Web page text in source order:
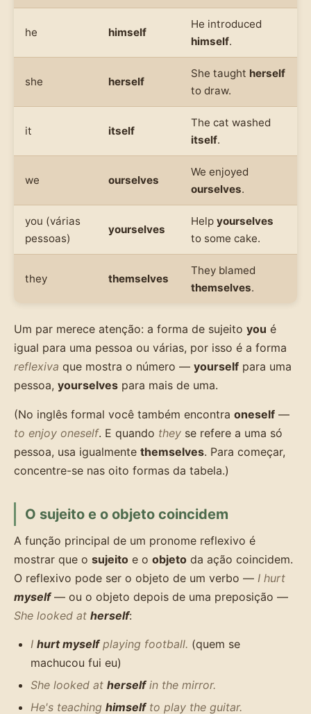
he himself
He introduced
himself.
she herself
She taught herself
to draw.
it itself
The cat washed
itself.
we ourselves
We enjoyed
ourselves.
you (várias
pessoas)
yourselves
Help yourselves
to some cake.
they themselves
They blamed
themselves.
Um par merece atenção: a forma de sujeito you é
igual para uma pessoa ou várias, por isso é a forma
reflexiva que mostra o número — yourself para uma
pessoa, yourselves para mais de uma.
(No inglês formal você também encontra oneself —
to enjoy oneself. E quando they se refere a uma só
pessoa, usa igualmente themselves. Para começar,
concentre-se nas oito formas da tabela.)
O sujeito e o objeto coincidem
A função principal de um pronome reflexivo é
mostrar que o sujeito e o objeto da ação coincidem.
O reflexivo pode ser o objeto de um verbo — I hurt
myself— ou o objeto depois de uma preposição —
She looked at herself:
I hurt myselfplaying football. (quem se
machucou fui eu)
She looked at herselfin the mirror.
He's teaching himselfto play the guitar.